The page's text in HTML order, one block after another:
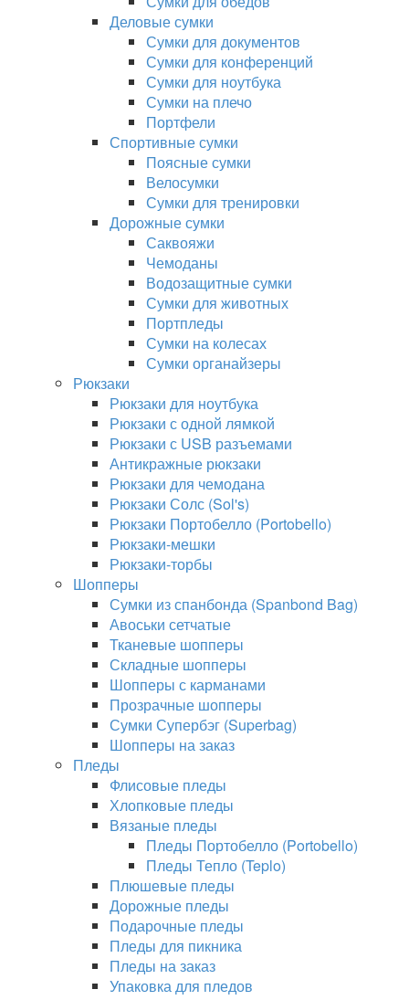
Деловые сумки
Сумки для документов
Сумки для конференций
Сумки для ноутбука
Сумки на плечо
Портфели
Спортивные сумки
Поясные сумки
Велосумки
Сумки для тренировки
Дорожные сумки
Саквояжи
Чемоданы
Водозащитные сумки
Сумки для животных
Портпледы
Сумки на колесах
Сумки органайзеры
Рюкзаки
Рюкзаки для ноутбука
Рюкзаки с одной лямкой
Рюкзаки с USB разъемами
Антикражные рюкзаки
Рюкзаки для чемодана
Рюкзаки Солс (Sol's)
Рюкзаки Портобелло (Portobello)
Рюкзаки-мешки
Рюкзаки-торбы
Шопперы
Сумки из спанбонда (Spanbond Bag)
Авоськи сетчатые
Тканевые шопперы
Складные шопперы
Шопперы с карманами
Прозрачные шопперы
Сумки Супербэг (Superbag)
Шопперы на заказ
Пледы
Флисовые пледы
Хлопковые пледы
Вязаные пледы
Пледы Портобелло (Portobello)
Пледы Тепло (Teplo)
Плюшевые пледы
Дорожные пледы
Подарочные пледы
Пледы для пикника
Пледы на заказ
Упаковка для пледов